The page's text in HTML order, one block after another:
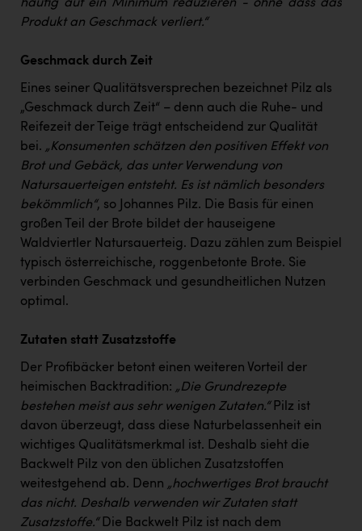
häufig auf ein Minimum reduzieren - ohne dass das
Produkt an Geschmack verliert.“
Geschmack durch Zeit
Eines seiner Qualitätsversprechen bezeichnet Pilz als
„Geschmack durch Zeit“ – denn auch die Ruhe- und
Reifezeit der Teige trägt entscheidend zur Qualität
bei. „Konsumenten schätzen den positiven Effekt von
Brot und Gebäck, das unter Verwendung von
Natursauerteigen entsteht. Es ist nämlich besonders
bekömmlich“, so Johannes Pilz. Die Basis für einen
großen Teil der Brote bildet der hauseigene
Waldviertler Natursauerteig. Dazu zählen zum Beispiel
typisch österreichische, roggenbetonte Brote. Sie
verbinden Geschmack und gesundheitlichen Nutzen
optimal.
Zutaten statt Zusatzstoffe
Der Profibäcker betont einen weiteren Vorteil der
heimischen Backtradition: „Die Grundrezepte
bestehen meist aus sehr wenigen Zutaten.“Pilz ist
davon überzeugt, dass diese Naturbelassenheit ein
wichtiges Qualitätsmerkmal ist. Deshalb sieht die
Backwelt Pilz von den üblichen Zusatzstoffen
weitestgehend ab. Denn „hochwertiges Brot braucht
das nicht. Deshalb verwenden wir Zutaten statt
Zusatzstoffe.“Die Backwelt Pilz ist nach dem